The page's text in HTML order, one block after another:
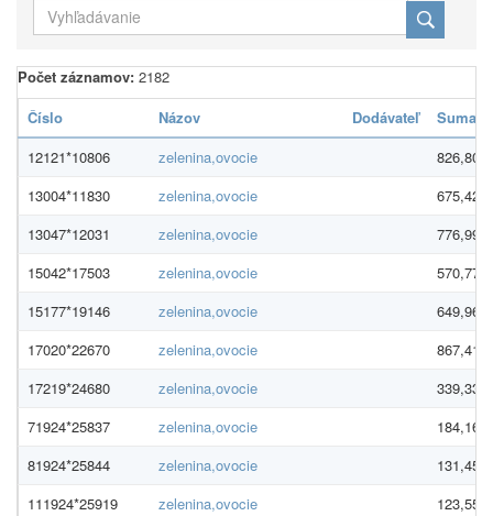
Počet záznamov: 2182
Číslo
Názov Dodávateľ
Suma
12121*10806
zelenina,ovocie
826,80 €
13004*11830
zelenina,ovocie
675,42 €
13047*12031
zelenina,ovocie
776,99 €
15042*17503
zelenina,ovocie
570,77 €
15177*19146
zelenina,ovocie
649,96 €
17020*22670
zelenina,ovocie
867,41 €
17219*24680
zelenina,ovocie
339,33 €
71924*25837
zelenina,ovocie
184,16 €
81924*25844
zelenina,ovocie
131,45 €
111924*25919
zelenina,ovocie
123,55 €